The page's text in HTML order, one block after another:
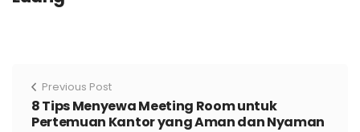
Previous Post
8 Tips Menyewa Meeting Room untuk
Pertemuan Kantor yang Aman dan Nyaman